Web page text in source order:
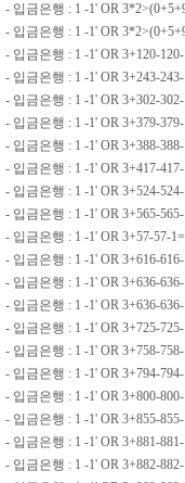
- 입금은행 : 1 -1' OR
- 입금은행 : 1 -1' OR
- 입금은행 : 1 -1' OR 3+120-
- 입금은행 : 1 -1' OR 3+243-
- 입금은행 : 1 -1' OR 3+302-
- 입금은행 : 1 -1' OR 3+379-
- 입금은행 : 1 -1' OR 3+388-
- 입금은행 : 1 -1' OR 3+417-
- 입금은행 : 1 -1' OR 3+524-
- 입금은행 : 1 -1' OR 3+565-
- 입금은행 : 1 -1' OR 3+57-57-
- 입금은행 : 1 -1' OR 3+616-
- 입금은행 : 1 -1' OR 3+636-
- 입금은행 : 1 -1' OR 3+636-
- 입금은행 : 1 -1' OR 3+725-
- 입금은행 : 1 -1' OR 3+758-
- 입금은행 : 1 -1' OR 3+794-
- 입금은행 : 1 -1' OR 3+800-
- 입금은행 : 1 -1' OR 3+855-
- 입금은행 : 1 -1' OR 3+881-
- 입금은행 : 1 -1' OR 3+882-